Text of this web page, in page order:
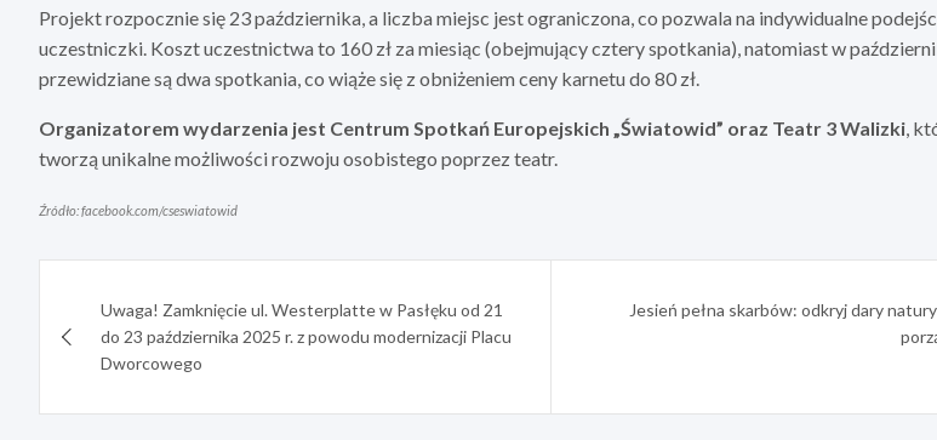
Projekt rozpocznie się 23 października, a liczba miejsc jest ograniczona, co pozwala na indywidualne
uczestniczki. Koszt uczestnictwa to 160 zł za miesiąc (obejmujący cztery spotkania), natomiast w
przewidziane są dwa spotkania, co wiąże się z obniżeniem ceny karnetu do 80 zł.
Organizatorem wydarzenia jest Centrum Spotkań Europejskich „Światowid” oraz Teatr 3 Walizki,
tworzą unikalne możliwości rozwoju osobistego poprzez teatr.
Źródło: facebook.com/cseswiatowid
wpisuUwaga! Zamknięcie ul. Westerplatte w Pasłęku od 21
do 23 października 2025 r. z powodu modernizacji Placu
Dworcowego
Jesień pełna skarbów: odkryj dary